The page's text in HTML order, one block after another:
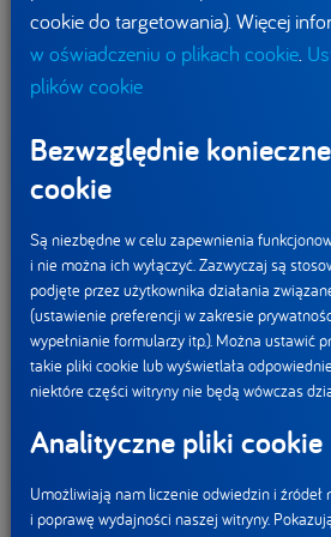
w Bieruniu.
Przyjazne miejsce pracy
O sprawne funkcjonowanie fabryki
blisko 650 pracowników. Aby
dołączającym do zespołu –
i szerokie możliwości rozwoju, firma
budowie niepowtarzalnej oferty, którą
Każdy pracownik zakładu może
rozwinięty system szkoleń
pozapłacowych. Zgodnie z
niesienia zdrowia poprzez żywność
możliwe, a także przyświecającą
cookie do targetowania). Więcej
w oświadczeniu o plikach cookie.
plików cookie
Bezwzględnie
cookie
Są niezbędne w celu zapewnienia
i nie można ich wyłączyć. Zazwyczaj są
podjęte przez użytkownika działania
(ustawienie preferencji w zakresie
wypełnianie formularzy itp.). Można ustawić
takie pliki cookie lub wyświetlała
niektóre części witryny nie będą wówczas
Analityczne pliki cookie
Umożliwiają nam liczenie odwiedzin i źródeł
i poprawę wydajności naszej witryny.